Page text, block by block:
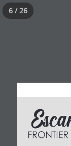
6 / 26